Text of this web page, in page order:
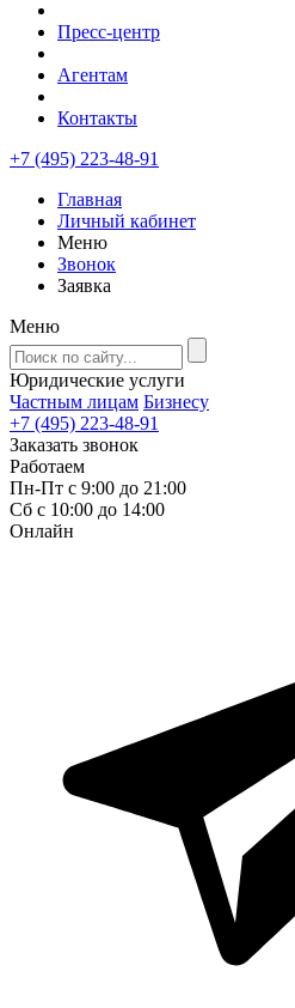
Пресс-центр
Агентам
Контакты
+7 (495) 223-48-91
Главная
Личный кабинет
Меню
Звонок
Заявка
Меню
Юридические услуги
Частным лицам Бизнесу
+7 (495) 223-48-91
Заказать звонок
Работаем
Пн-Пт с 9:00 до 21:00
Сб с 10:00 до 14:00
Онлайн